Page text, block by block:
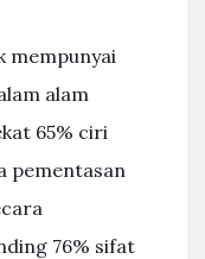
mempunyai
alam
65% ciri
pementasan
76% sifat